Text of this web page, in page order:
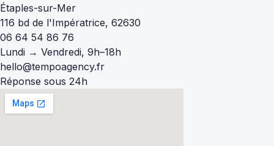
Étaples-sur-Mer
116 bd de l'Impératrice, 62630
06 64 54 86 76
Lundi → Vendredi, 9h–18h
hello@tempoagency.fr
Réponse sous 24h